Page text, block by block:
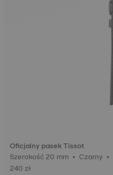
Oficjalny pasek Tissot
240 zł